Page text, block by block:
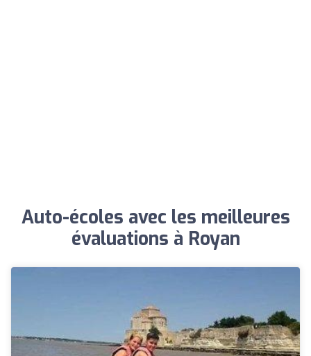
Auto-écoles avec les meilleures
évaluations à Royan